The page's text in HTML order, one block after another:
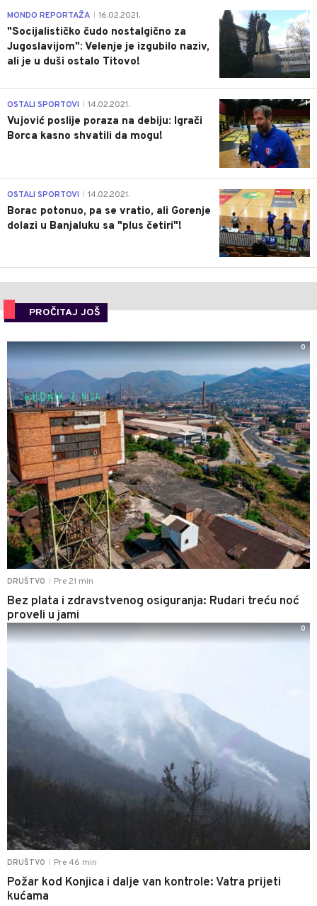
4
MONDO REPORTAŽA 16.02.2021.
"Socijalističko čudo nostalgično za
Jugoslavijom": Velenje je izgubilo naziv,
ali je u duši ostalo Titovo!
1
OSTALI SPORTOVI 14.02.2021.
Vujović poslije poraza na debiju: Igrači
Borca kasno shvatili da mogu!
3
OSTALI SPORTOVI 14.02.2021.
Borac potonuo, pa se vratio, ali Gorenje
dolazi u Banjaluku sa "plus četiri"!
PROČITAJ JOŠ
DRUŠTVO Pre 21 min
Bez plata i zdravstvenog osiguranja: Rudari treću noć
proveli u jami
0
DRUŠTVO Pre 46 min
Požar kod Konjica i dalje van kontrole: Vatra prijeti
kućama
0